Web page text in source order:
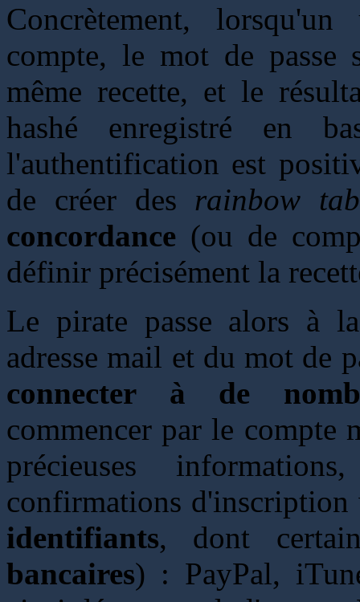
Concrètement,
compte, le mot de passe
même recette, et le
hashé enregistré en
l'authentification est
de créer des rainbow
concordance (ou de
définir précisément la
Le pirate passe alors à
adresse mail et du mot de
connecter à de
commencer par le
précieuses
confirmations d'inscription
identifiants, dont
bancaires) : PayPal,